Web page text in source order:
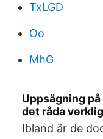
TxLGD
Oo
MhG
Uppsägning
det råda verklig
Ibland är de